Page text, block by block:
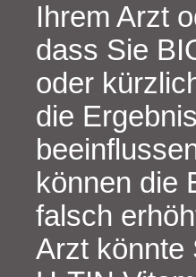
Ihrem Arzt
dass Sie
oder
die
können die
falsch
Arzt könnte